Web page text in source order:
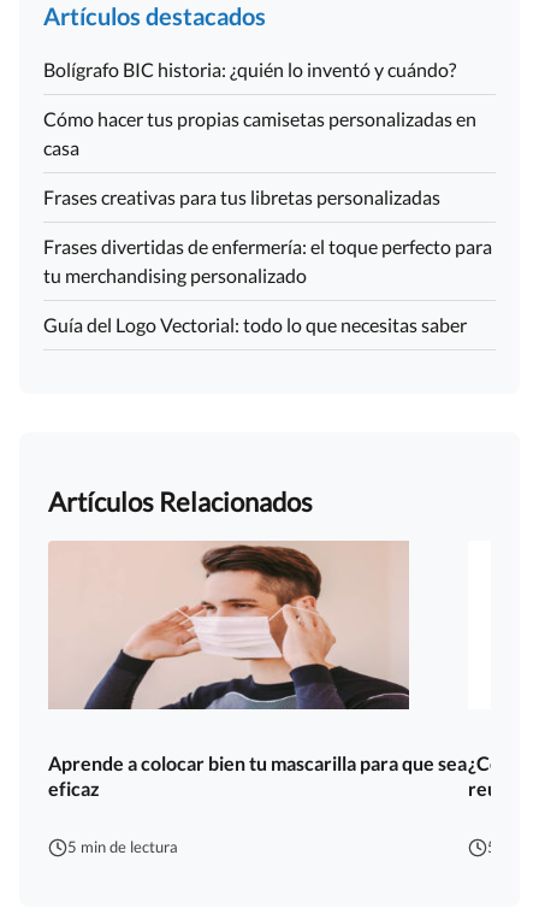
Artículos destacados
Bolígrafo BIC historia: ¿quién lo inventó y cuándo?
Cómo hacer tus propias camisetas personalizadas en
casa
Frases creativas para tus libretas personalizadas
Frases divertidas de enfermería: el toque perfecto para
tu merchandising personalizado
Guía del Logo Vectorial: todo lo que necesitas saber
Artículos Relacionados
Aprende a colocar bien tu mascarilla para que sea
eficaz
5 min de lectura
¿Cómo
5 min